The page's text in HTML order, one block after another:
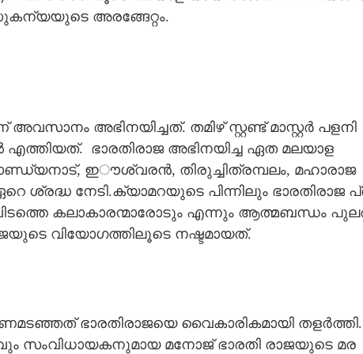
​അ​ര​ങ്ങേ​റ്റം.
​അ​ഭി​ന​യി​ച്ച​ത്.​ ​ത​മി​ഴ് ​സ്റ്റ​ണ്ട് ​മാ​സ്റ്റ​ർ​ ​പ​ള​നി​
ഭാരതിരാജ അഭിനയിച്ച ഏത മലയാള
​ഇൗ​ശ്വ​ര​ൻ,​ ​തി​രു​ച്ചി​ത്ര​മ്പ​ലം,​ ​മ​ഹാ​രാ​ജ​
​ശ്ര​ദ്ധ​ ​നേ​ടി.​ക്യാ​മ​റ​യു​ടെ​ ​പി​ന്നി​ലും​ ​ഭാ​ര​തി​രാ​ജ​
​ക​ലാ​കാ​ര​ന്മാ​രോ​ടും​ ​എ​ന്നും​ ​ആ​ത്മ​ബ​ന്ധം​
​വി​യോ​ഗ​ത്തി​ലൂ​ടെ​ ​ന​ഷ്ട​മാ​യ​ത്.
​ഭാ​ര​തി​രാ​ജ​യെ​ ​വൈ​കാ​രി​ക​മാ​യി​ ​ത​ള​ർ​ത്തി.​
​സം​വി​ധാ​യ​ക​നു​മായ ​മ​നോ​ജ് ​ഭാ​ര​തി​ ​രാ​ജ​യു​ടെ​ ​മ​ര​